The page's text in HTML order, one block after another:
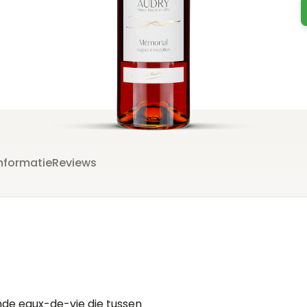
Reviews